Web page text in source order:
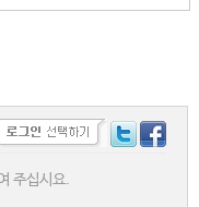
주십시요.